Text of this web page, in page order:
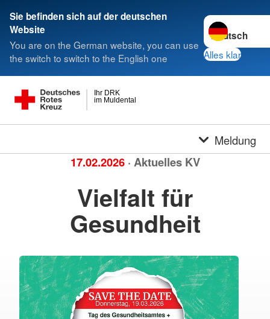
Sie befinden sich auf der deutschen
Website
You are on the German website, you can use
the switch to switch to the English one
Sprache
Alles klar
im Muldental
Ihr DRK
Meldung
17.02.2026 · Aktuelles KV
Vielfalt für
Gesundheit